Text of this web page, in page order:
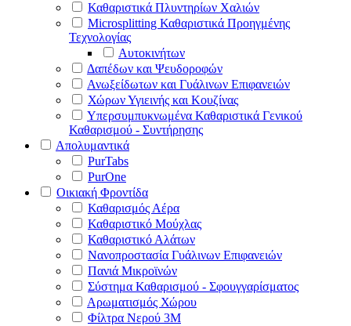
Καθαριστικά Πλυντηρίων Χαλιών
Microsplitting Καθαριστικά Προηγμένης
Τεχνολογίας
Αυτοκινήτων
Δαπέδων και Ψευδοροφών
Ανωξείδωτων και Γυάλινων Επιφανειών
Χώρων Υγιεινής και Κουζίνας
Υπερσυμπυκνωμένα Καθαριστικά Γενικού
Καθαρισμού - Συντήρησης
Απολυμαντικά
PurTabs
PurOne
Οικιακή Φροντίδα
Καθαρισμός Αέρα
Καθαριστικό Μούχλας
Καθαριστικό Αλάτων
Νανοπροστασία Γυάλινων Επιφανειών
Πανιά Μικροϊνών
Σύστημα Καθαρισμού - Σφουγγαρίσματος
Αρωματισμός Χώρου
Φίλτρα Νερού 3Μ